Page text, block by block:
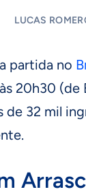
LUCAS
partida no
20h30 (de
de 32 mil